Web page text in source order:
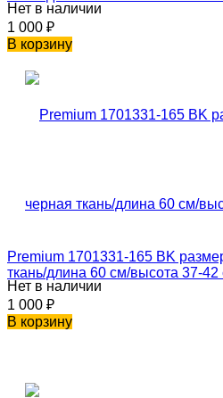
Нет в наличии
1 000 ₽
В корзину
Premium 1701331-165 BK
ткань/длина 60 см/высота 37-42
Нет в наличии
1 000 ₽
В корзину